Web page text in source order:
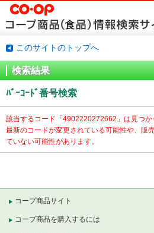
このサイトのトップへ
検索結果
ﾊﾞｰｺｰﾄﾞ番号検索
該当するコード「4902220272662」は見つか
最新のコードが変更されている可能性や、販
ていない可能性があります。
コープ商品サイト
コープ商品を購入するには